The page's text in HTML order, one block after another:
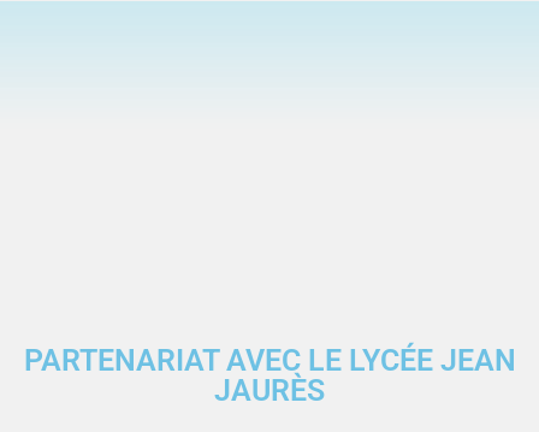
PARTENARIAT AVEC LE LYCÉE JEAN
JAURÈS